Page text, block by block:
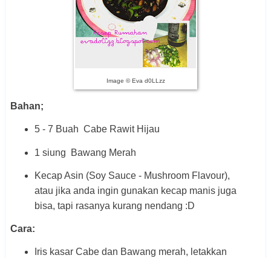
Image © Eva d0LLzz
Bahan;
5 - 7 Buah Cabe Rawit Hijau
1 siung Bawang Merah
Kecap Asin (Soy Sauce - Mushroom Flavour),
atau jika anda ingin gunakan kecap manis juga
bisa, tapi rasanya kurang nendang :D
Cara:
Iris kasar Cabe dan Bawang merah, letakkan